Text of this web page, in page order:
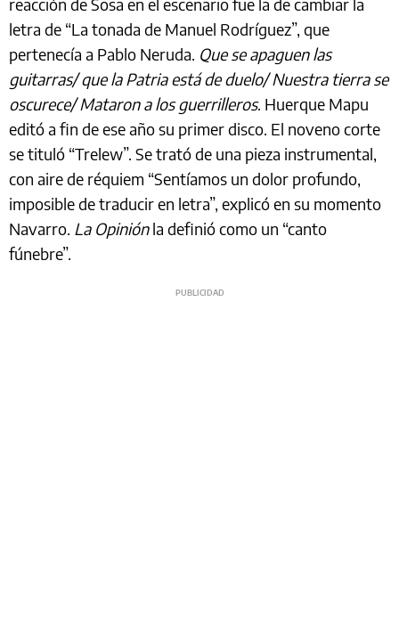
letra de “La tonada de Manuel Rodríguez”, que
pertenecía a Pablo Neruda. Que se apaguen las
guitarras/ que la Patria está de duelo/ Nuestra tierra se
oscurece/ Mataron a los guerrilleros. Huerque Mapu
editó a fin de ese año su primer disco. El noveno corte
se tituló “Trelew”. Se trató de una pieza instrumental,
con aire de réquiem “Sentíamos un dolor profundo,
imposible de traducir en letra”, explicó en su momento
Navarro. La Opiniónla definió como un “canto
fúnebre”.